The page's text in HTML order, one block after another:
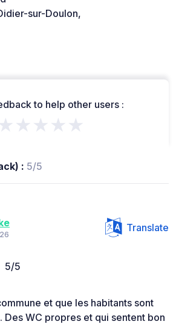
sur-Doulon,
to help other users :
★★★★★
: 5/5
Translate
5/5
et que les habitants sont
Des WC propres et qui sentent bon